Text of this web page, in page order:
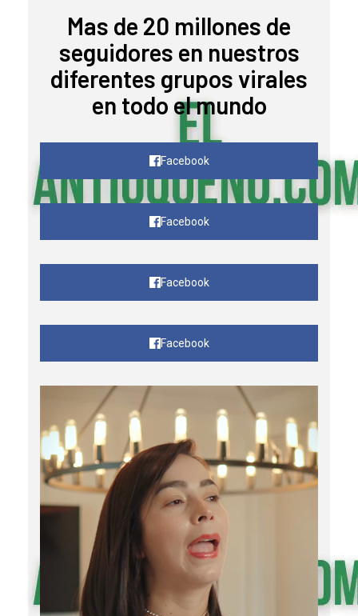
Mas de 20 millones de
seguidores en nuestros
diferentes grupos virales
en todo el mundo
Facebook
Facebook
Facebook
Facebook